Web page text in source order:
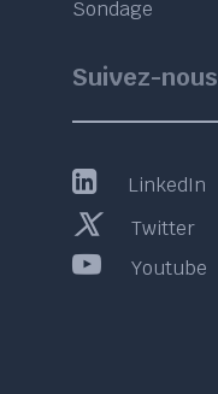
Sondage
Suivez-nous
LinkedIn
Twitter
Youtube